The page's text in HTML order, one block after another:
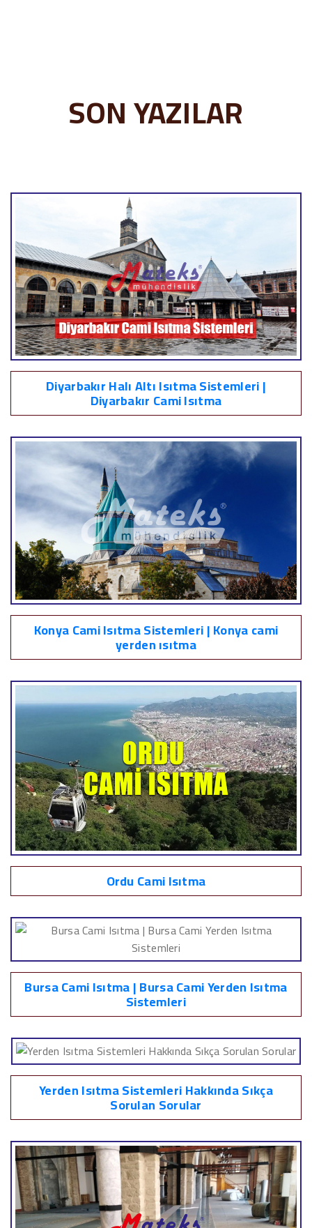
SON YAZILAR
Diyarbakır Halı Altı Isıtma Sistemleri |
Diyarbakır Cami Isıtma
Konya Cami Isıtma Sistemleri | Konya cami
yerden ısıtma
Ordu Cami Isıtma
Bursa Cami Isıtma | Bursa Cami Yerden Isıtma
Sistemleri
Yerden Isıtma Sistemleri Hakkında Sıkça
Sorulan Sorular